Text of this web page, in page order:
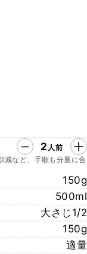
2 人前
減など、手順も分量に合
150g
500ml
大さじ1/2
150g
適量